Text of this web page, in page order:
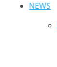
NEWS